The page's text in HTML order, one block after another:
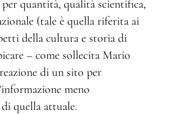
per quantità, qualità scientifica,
(tale è quella riferita ai
della cultura e storia di
– come sollecita Mario
di un sito per
meno
quella attuale.